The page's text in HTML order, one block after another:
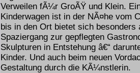
Verweilen fÃ¼r GroÃŸ und Klein.
Kinderwagen ist in der NÃ¤he vom
bis in den Ort bietet sich
Spaziergang zur gepflegten
Skulpturen in Entstehung â€“
Kinder. Und auch beim neuen
Gestaltung durch die KÃ¼nstlerin.